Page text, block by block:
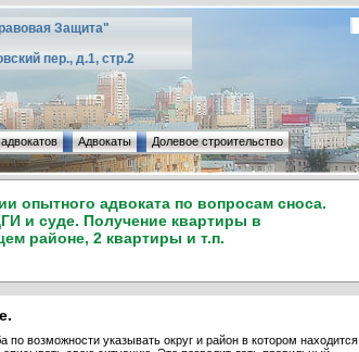
Защита"
пер., д.1, стр.2
Адвокаты Долевое строительство
опытного адвоката по вопросам сноса.
и суде. Получение квартиры в
районе, 2 квартиры и т.п.
возможности указывать округ и район в котором находится